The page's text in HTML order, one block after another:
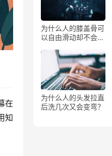
在
知
为什么人的膝盖骨可
以自由滑动却不会掉
为什么人的头发拉直
后洗几次又会变弯？